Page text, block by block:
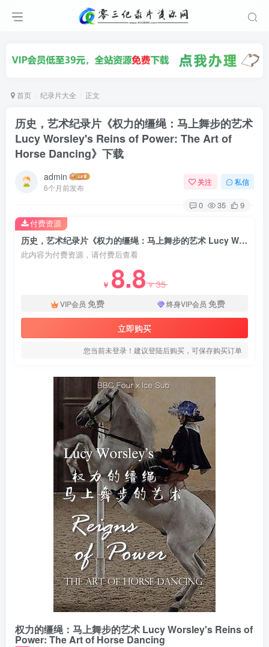
首页 纪录片大全 正文
历史，艺术纪录片《权力的缰绳：马上舞步的艺术
Lucy Worsley's Reins of Power: The Art of
Horse Dancing》下载
admin
6个月前发布
关注 私信
0 35 9
历史，艺术纪录片《权力的缰绳：马上舞步的艺术 Lucy Worsley's Reins of Power: The Art of Horse Dancing》下载
此内容为付费资源，请付费后查看
￥ 8.8￥35
VIP会员 免费 终身VIP会员 免费
立即购买
您当前未登录！建议登陆后购买，可保存购买订单
付费资源
权力的缰绳：马上舞步的艺术 Lucy Worsley's Reins of
Power: The Art of Horse Dancing